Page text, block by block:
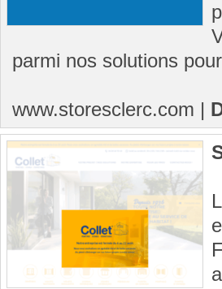
parmi nos solutions
www.storesclerc.com |